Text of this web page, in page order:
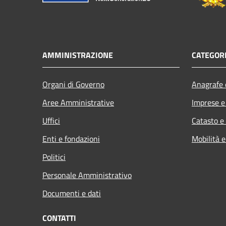
AMMINISTRAZIONE
Organi di Governo
Aree Amministrative
Uffici
Enti e fondazioni
Politici
Personale Amministrativo
Documenti e dati
Imprese
Catasto
Mobilità
CONTATTI